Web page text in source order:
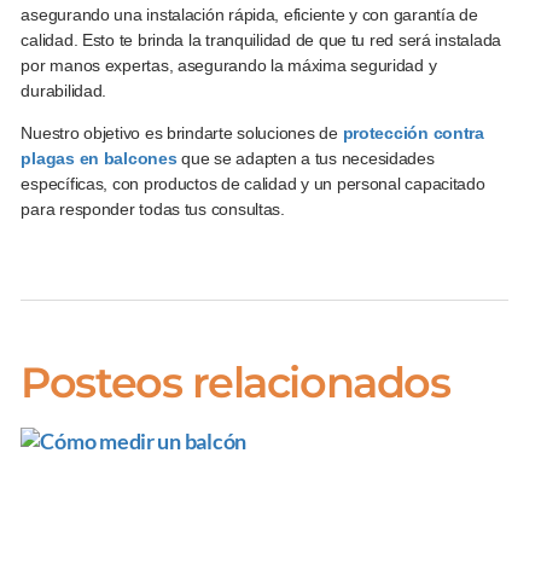
asegurando una instalación rápida, eficiente y con garantía de
calidad. Esto te brinda la tranquilidad de que tu red será instalada
por manos expertas, asegurando la máxima seguridad y
durabilidad.
Nuestro objetivo es brindarte soluciones de protección contra
plagas en balcones que se adapten a tus necesidades
específicas, con productos de calidad y un personal capacitado
para responder todas tus consultas.
Posteos relacionados